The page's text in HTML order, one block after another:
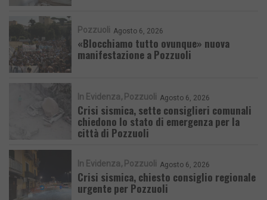
Pozzuoli Agosto 6, 2026
«Blocchiamo tutto ovunque» nuova
manifestazione a Pozzuoli
In Evidenza Pozzuoli Agosto 6, 2026
Crisi sismica, sette consiglieri comunali
chiedono lo stato di emergenza per la
città di Pozzuoli
In Evidenza Pozzuoli Agosto 6, 2026
Crisi sismica, chiesto consiglio regionale
urgente per Pozzuoli